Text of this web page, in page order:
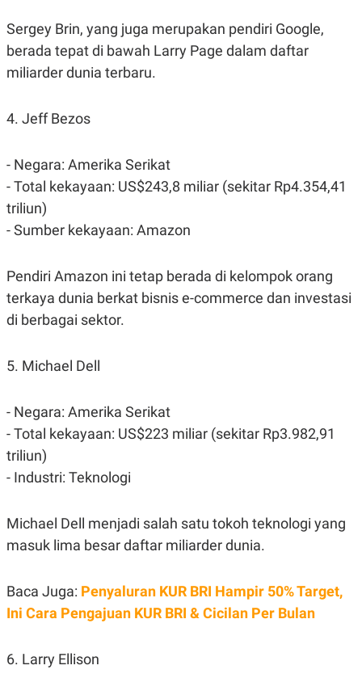
S
N
G
M
I
A
.
I
D
SITEMAP
TERM
OF
USE
PEDOMAN
PEMBERITAAN
PRIVACY
POLICY
Sergey Brin, yang juga merupakan pendiri Google,
berada tepat di bawah Larry Page dalam daftar
miliarder dunia terbaru.
4. Jeff Bezos
- Negara: Amerika Serikat
- Total kekayaan: US$243,8 miliar (sekitar Rp4.354,41
triliun)
- Sumber kekayaan: Amazon
Pendiri Amazon ini tetap berada di kelompok orang
terkaya dunia berkat bisnis e-commerce dan investasi
di berbagai sektor.
5. Michael Dell
- Negara: Amerika Serikat
- Total kekayaan: US$223 miliar (sekitar Rp3.982,91
triliun)
- Industri: Teknologi
Michael Dell menjadi salah satu tokoh teknologi yang
masuk lima besar daftar miliarder dunia.
Baca Juga: Penyaluran KUR BRI Hampir 50% Target,
Ini Cara Pengajuan KUR BRI & Cicilan Per Bulan
6. Larry Ellison